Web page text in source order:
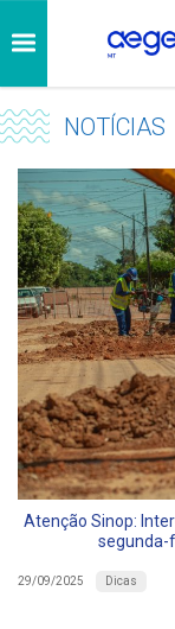
NOTÍCIAS
Atenção Sinop:
segunda-
29/09/2025 Dicas